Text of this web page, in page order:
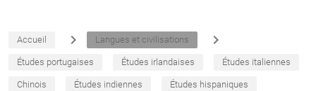
Accueil navigate_next Langues et civilisations navigate_next
Études portugaises Études irlandaises Études italiennes
Chinois Études indiennes Études hispaniques